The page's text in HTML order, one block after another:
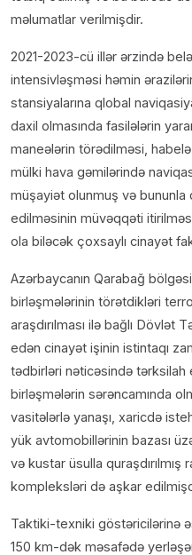
məlumatlar verilmişdir.
2021-2023-cü illər ərzində
intensivləşməsi həmin
stansiyalarına qlobal
daxil olmasında fasilələrin
maneələrin törədilməsi,
mülki hava gəmilərində
müşayiət olunmuş və bununla
edilməsinin müvəqqəti
ola biləcək çoxsaylı cinayət
Azərbaycanın Qarabağ
birləşmələrinin törətdikləri
araşdırılması ilə bağlı Dövlət
edən cinayət işinin istintaqı
tədbirləri nəticəsində tərksilah
birləşmələrin sərəncamında
vasitələrlə yanaşı, xaricdə
yük avtomobillərinin bazası
və kustar üsulla
kompleksləri də aşkar
Taktiki-texniki göstəricilərinə
150 km-dək məsafədə